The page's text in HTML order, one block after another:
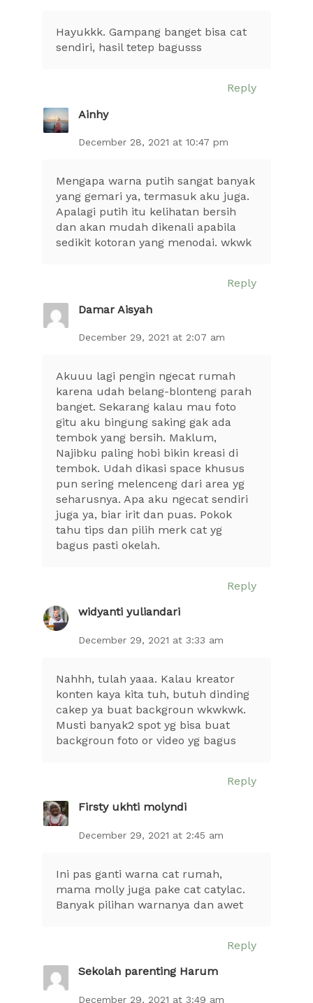
Hayukkk. Gampang banget bisa cat
sendiri, hasil tetep bagusss
Reply
Ainhy
December 28, 2021 at 10:47 pm
Mengapa warna putih sangat banyak
yang gemari ya, termasuk aku juga.
Apalagi putih itu kelihatan bersih
dan akan mudah dikenali apabila
sedikit kotoran yang menodai. wkwk
Reply
Damar Aisyah
December 29, 2021 at 2:07 am
Akuuu lagi pengin ngecat rumah
karena udah belang-blonteng parah
banget. Sekarang kalau mau foto
gitu aku bingung saking gak ada
tembok yang bersih. Maklum,
Najibku paling hobi bikin kreasi di
tembok. Udah dikasi space khusus
pun sering melenceng dari area yg
seharusnya. Apa aku ngecat sendiri
juga ya, biar irit dan puas. Pokok
tahu tips dan pilih merk cat yg
bagus pasti okelah.
Reply
widyanti yuliandari
December 29, 2021 at 3:33 am
Nahhh, tulah yaaa. Kalau kreator
konten kaya kita tuh, butuh dinding
cakep ya buat backgroun wkwkwk.
Musti banyak2 spot yg bisa buat
backgroun foto or video yg bagus
Reply
Firsty ukhti molyndi
December 29, 2021 at 2:45 am
Ini pas ganti warna cat rumah,
mama molly juga pake cat catylac.
Banyak pilihan warnanya dan awet
Reply
Sekolah parenting Harum
December 29, 2021 at 3:49 am